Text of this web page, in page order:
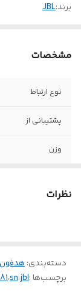
برند:JBL
مشخصات
نوع ارتباط
پشتیبانی از
وزن
نظرات
دسته‌بندی:
برچسب‌ها :jbl،sn،